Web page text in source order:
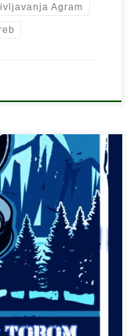
Agram
Medvednica Tko:
više od 15 godina
i povratka:
374, whapp, FB, e-
2023. godine